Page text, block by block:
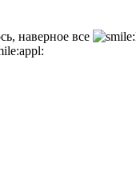
наверное все